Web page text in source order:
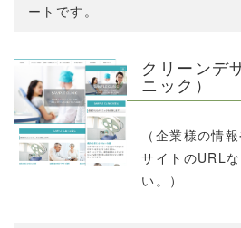
ートです。
クリーンデ
ニック）
（企業様の情
サイトのURL
い。）